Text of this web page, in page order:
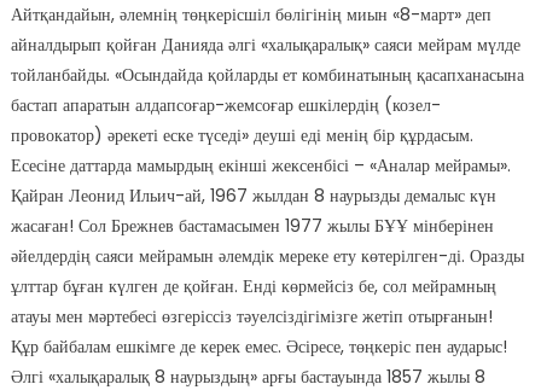
Айтқандайын, әлемнің төңкерісшіл бөлігінің миын «8-март» деп
айналдырып қойған Данияда әлгі «халықаралық» саяси мейрам мүлде
тойланбайды. «Осындайда қойларды ет комбинатының қасапханасына
бастап апаратын алдапсоғар-жемсоғар ешкілердің (козел-
провокатор) әрекеті еске түседі» деуші еді менің бір құрдасым.
Есесіне даттарда мамырдың екінші жексенбісі – «Аналар мейрамы».
Қайран Леонид Ильич-ай, 1967 жылдан 8 наурызды демалыс күн
жасаған! Сол Брежнев бастамасымен 1977 жылы БҰҰ мінберінен
әйелдердің саяси мейрамын әлемдік мереке ету көтерілген-ді. Оразды
ұлттар бұған күлген де қойған. Енді көрмейсіз бе, сол мейрамның
атауы мен мәртебесі өзгеріссіз тәуелсіздігімізге жетіп отырғанын!
Құр байбалам ешкімге де керек емес. Әсіресе, төңкеріс пен аударыс!
Әлгі «халықаралық 8 наурыздың» арғы бастауында 1857 жылы 8